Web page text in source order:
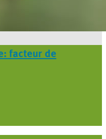
facteur de